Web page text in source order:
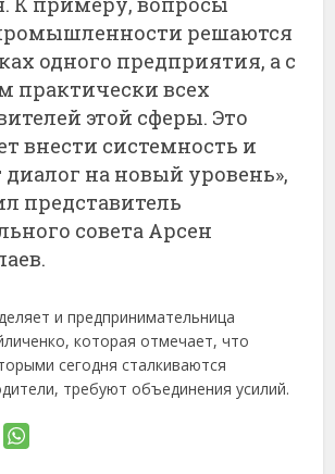
решаются
одного предприятия, а с
практически всех
этой сферы. Это
внести системность и
на новый уровень»,
представитель
совета Арсен
и предпринимательница
которая отмечает, что
сегодня сталкиваются
требуют объединения усилий.